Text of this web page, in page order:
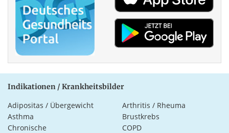
Indikationen / Krankheitsbilder
Adipositas / Übergewicht
Arthritis / Rheuma
Asthma
Brustkrebs
Chronische
COPD